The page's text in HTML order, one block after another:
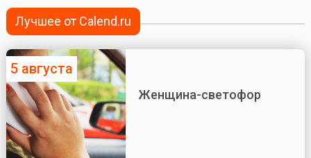
Лучшее от Calend.ru
5 августа
Женщина-светофор